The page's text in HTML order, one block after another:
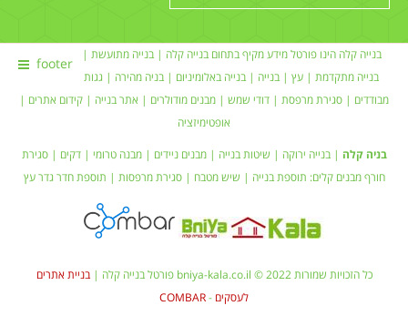
footer
בנייה קלה הינו פורטל מידע מקיף בתחוםבנייה קלה |בנייה מתועשת
בנייה מתקדמת | עץ בנייה בנייה באלומיניום בניה מהירה
גגות
מבודדים
סגירת מרפסת דודי שמש | מבנים מודולרים | אתר בנייה קידום אתרים
אופטימיזציה
בניה קלה |בנייה ירוקה שיטות בנייה |מבנים ניידים | מבנה טרומי |דקים |סגירת
חורף מבנים קלים: תוספת בנייה שיש מטבח | סגירת מרפסות | תוספת חדרגדר עץ
כל הזכויות שמורות bniya-kala.co.il © 2022 פורטל בנייה קלה |
בניית אתרים
לעסקים -
COMBAR